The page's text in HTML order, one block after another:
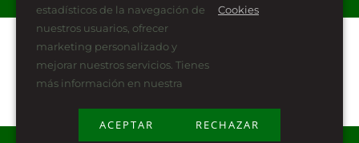
Plan de Recuperación, Transformación y Resiliencia
estadísticos de la navegación de
nuestros usuarios, ofrecer
marketing personalizado y
mejorar nuestros servicios. Tienes
más información en nuestra
Cookies
ACEPTAR RECHAZAR